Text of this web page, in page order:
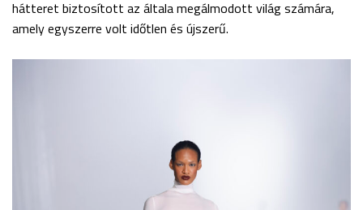
hátteret biztosított az általa megálmodott világ számára,
amely egyszerre volt időtlen és újszerű.